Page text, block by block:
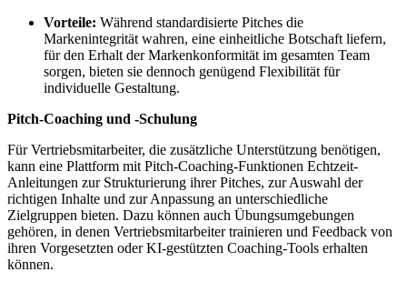
Vorteile: Während standardisierte Pitches die
Markenintegrität wahren, eine einheitliche Botschaft liefern,
für den Erhalt der Markenkonformität im gesamten Team
sorgen, bieten sie dennoch genügend Flexibilität für
individuelle Gestaltung.
Pitch-Coaching und -Schulung
Für Vertriebsmitarbeiter, die zusätzliche Unterstützung benötigen,
kann eine Plattform mit Pitch-Coaching-Funktionen Echtzeit-
Anleitungen zur Strukturierung ihrer Pitches, zur Auswahl der
richtigen Inhalte und zur Anpassung an unterschiedliche
Zielgruppen bieten. Dazu können auch Übungsumgebungen
gehören, in denen Vertriebsmitarbeiter trainieren und Feedback von
ihren Vorgesetzten oder KI-gestützten Coaching-Tools erhalten
können.